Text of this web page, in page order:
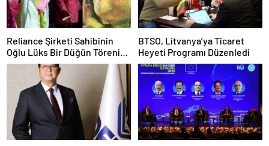
Reliance Şirketi Sahibinin
Oğlu Lüks Bir Düğün Töreni
Düzenledi
BTSO, Litvanya’ya Ticaret
Heyeti Programı Düzenledi